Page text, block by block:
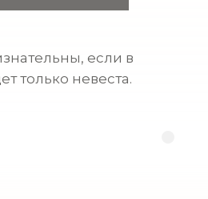
если в
только невеста.